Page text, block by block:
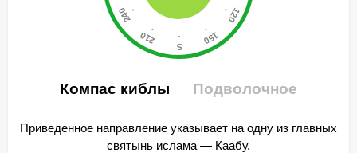
Компас киблы Подволочное
Приведенное направление указывает на одну из главных
святынь ислама — Каабу.